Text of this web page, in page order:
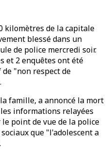
kilomètres de la capitale
blessé dans un
de police mercredi soir.
et 2 enquêtes ont été
"non respect de
famille, a annoncé la mort
informations relayées
point de vue de la police
que "l'adolescent a